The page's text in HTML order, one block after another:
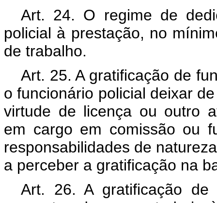
Art. 24. O regime de
policial à prestação, no
de trabalho.
Art. 25. A gratificação de
o funcionário policial deixar
virtude de licença ou outro
em cargo em comissão ou
responsabilidades de
a perceber a gratificação na
Art. 26. A gratificação de